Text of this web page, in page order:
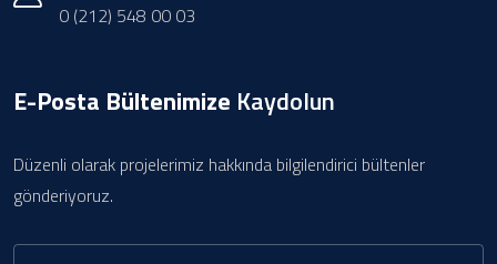
0 (212) 548 00 03
E-Posta Bültenimize Kaydolun
Düzenli olarak projelerimiz hakkında bilgilendirici bültenler
gönderiyoruz.